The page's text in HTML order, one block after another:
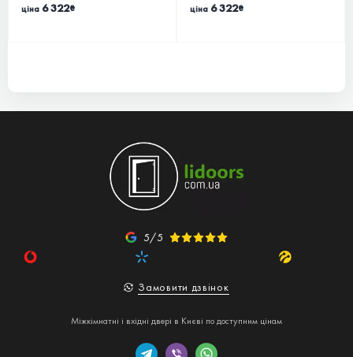
ціна 6 322₴ ціна 6 322₴
5/5
Замовити дзвінок
Міжкімнатні і вхідні двері в Києві по доступним цінам